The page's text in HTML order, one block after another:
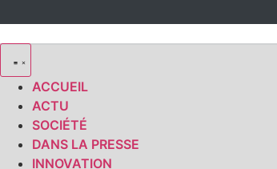
ACCUEIL
ACTU
SOCIÉTÉ
DANS LA PRESSE
INNOVATION